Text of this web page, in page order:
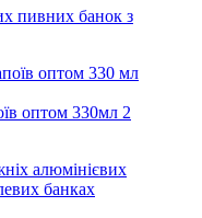
пивних банок з
оптом 330мл 2